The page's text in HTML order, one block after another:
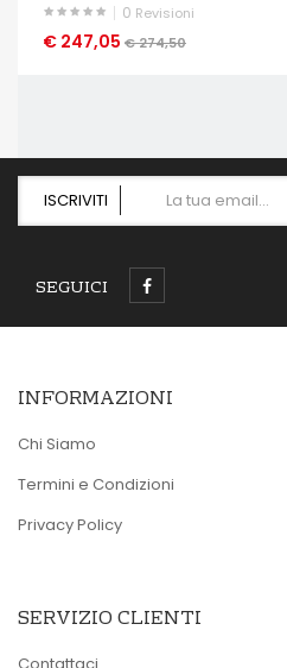
0 Revisioni
€ 247,05 € 274,50
OCCHIATA VELOCE
ISCRIVITI
SEGUICI
INFORMAZIONI
Chi Siamo
Termini e Condizioni
Privacy Policy
SERVIZIO CLIENTI